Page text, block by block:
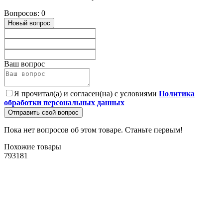
Вопросов: 0
Новый вопрос
Ваш вопрос
Я прочитал(а) и согласен(на) с условиями Политика
обработки персональных данных
Отправить свой вопрос
Пока нет вопросов об этом товаре. Станьте первым!
Похожие товары
793181